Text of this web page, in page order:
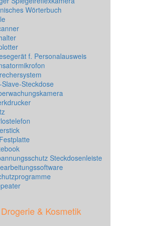
Wörterbuch
f. Personalausweis
Slave-Steckdose
Steckdosenleiste
Drogerie & Kosmetik